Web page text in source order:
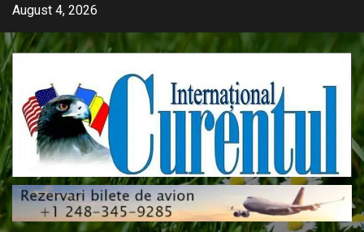
Skip
content
August 4, 2026